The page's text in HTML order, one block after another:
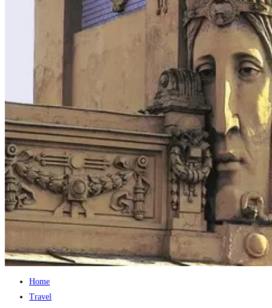
Home
Travel